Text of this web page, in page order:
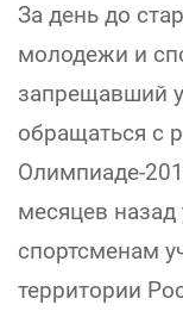
За день до
молодежи и
запрещавший
обращаться с
Олимпиаде-
месяцев назад
спортсменам
территории